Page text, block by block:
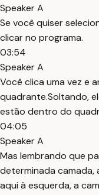
Speaker A
Se você quiser
clicar no programa.
03:54
Speaker A
Você clica uma vez e
quadrante.Soltando,
estão dentro do
04:05
Speaker A
Mas lembrando que
determinada camada,
aqui à esquerda, a